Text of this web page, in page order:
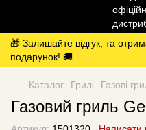
🎁 Залишайте відгук, та
подарунок! 🚚
Каталог Грилі Газові
Газовий гриль